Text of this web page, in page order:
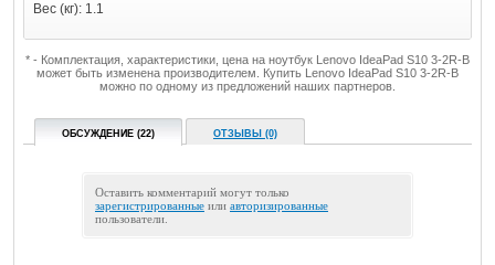
Вес (кг): 1.1
* - Комплектация, характеристики, цена на ноутбук Lenovo IdeaPad S10 3-2R-B
может быть изменена производителем. Купить Lenovo IdeaPad S10 3-2R-B
можно по одному из предложений наших партнеров.
ОБСУЖДЕНИЕ (22) ОТЗЫВЫ (0)
Оставить комментарий могут только
зарегистрированные или авторизированные
пользователи.